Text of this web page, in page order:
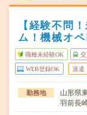
【経験不問
ム！機械オ
職種未経験OK
WEB登録OK 派遣
勤務地
山形県
羽前長